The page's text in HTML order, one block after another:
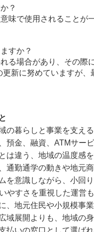
？
味で使用されることが
すか？
る場合があり、その際
新に努めていますが
の暮らしと事業を支え
預金、融資、ATMサー
違う、地域の温度感
通勤通学の動きや地元
を意識しながら、小回
やすさを重視した運営も
、地元住民や小規模事
域展開よりも、地域の
いの窓口として選ばれ